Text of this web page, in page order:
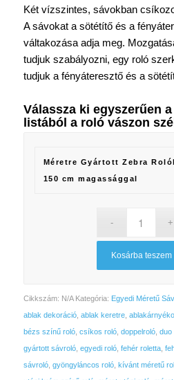
Két vízszintes, sávokban
A sávokat a sötétítő és a
váltakozása adja meg.
tudjuk szabályozni, egy roló
tudjuk a fényáteresztő és a
Válassza ki egyszerűen
listából a roló vászon
Méretre Gyártott Zebra
150 cm magassággal
Kosárba teszem
Cikkszám: N/A Kategória: Egyedi Méretű
ablak dekoráció, ablak keretre,
bézs színű roló, csíkos roló, doppelroló, duo
gyártott sávroló, egyedi roló, fehér roletta,
sávroló, gyöngyláncos roló, kívánt méretű